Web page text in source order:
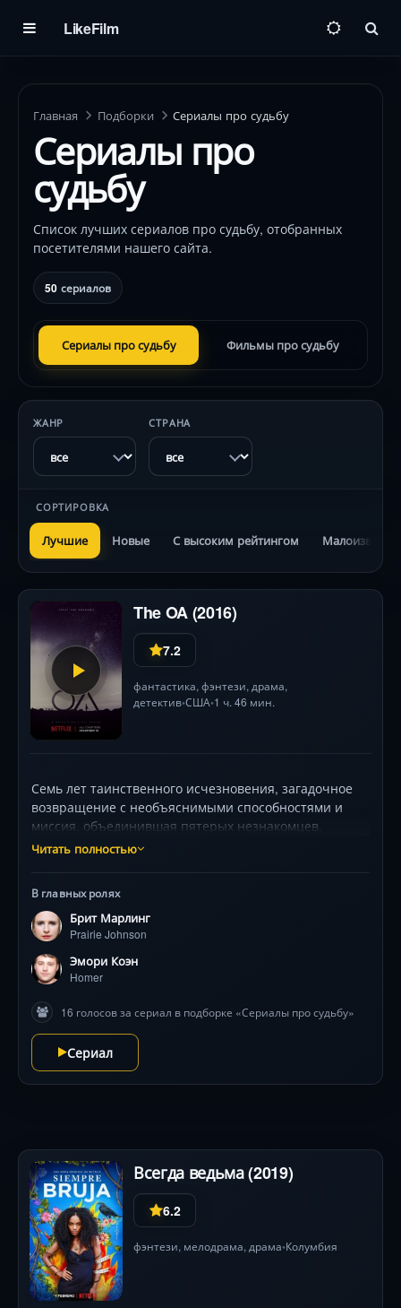
LikeFilm
Главная Подборки Сериалы про судьбу
Сериалы про
судьбу
Список лучших сериалов про судьбу, отобранных
посетителями нашего сайта.
50 сериалов
Сериалы про судьбу Фильмы про судьбу
ЖАНР СТРАНА
СОРТИРОВКА
Лучшие Новые С высоким рейтингом
The OA (2016)
7.2
фантастика, фэнтези, драма,
детектив•США•1 ч. 46 мин.
Семь лет таинственного исчезновения, загадочное
возвращение с необъяснимыми способностями и
миссия, объединившая пятерых незнакомцев.
Слепая девушка, прозревшая в плену безумного
сага о вере, измерениях и цене бессмертия, где
каждый поворот — ключ к новой реальности .
Читать полностью
В главных ролях
Брит Марлинг
Prairie Johnson
Эмори Коэн
Homer
16 голосов за сериал в подборке «Сериалы про судьбу»
Сериал
Всегда ведьма (2019)
6.2
фэнтези, мелодрама, драма•Колумбия